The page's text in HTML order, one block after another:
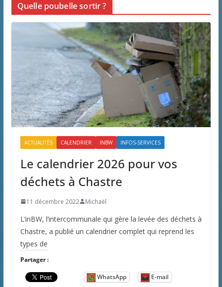
Quelle poubelle sortir ?
ACTUALITÉS CALENDRIER INBW INFOS-SERVICES
Le calendrier 2026 pour vos
déchets à Chastre
11 décembre 2022 Michaël
L’inBW, l’intercommunale qui gère la levée des déchets à
Chastre, a publié un calendrier complet qui reprend les
types de
Partager :
WhatsApp E-mail